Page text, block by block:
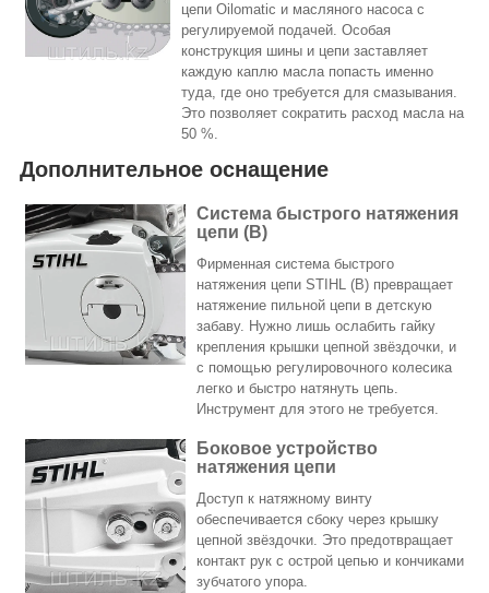
цепи Oilomatic и масляного насоса с
регулируемой подачей. Особая
конструкция шины и цепи заставляет
каждую каплю масла попасть именно
туда, где оно требуется для смазывания.
Это позволяет сократить расход масла на
50 %.
Дополнительное оснащение
Система быстрого натяжения
цепи (B)
Фирменная система быстрого
натяжения цепи STIHL (B) превращает
натяжение пильной цепи в детскую
забаву. Нужно лишь ослабить гайку
крепления крышки цепной звёздочки, и
с помощью регулировочного колесика
легко и быстро натянуть цепь.
Инструмент для этого не требуется.
Боковое устройство
натяжения цепи
Доступ к натяжному винту
обеспечивается сбоку через крышку
цепной звёздочки. Это предотвращает
контакт рук с острой цепью и кончиками
зубчатого упора.